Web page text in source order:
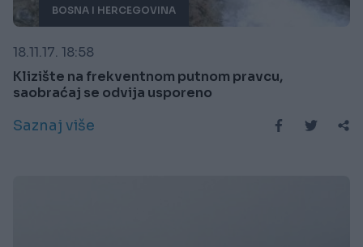
BOSNA I HERCEGOVINA
18.11.17. 18:58
Klizište na frekventnom putnom pravcu,
saobraćaj se odvija usporeno
Saznaj više